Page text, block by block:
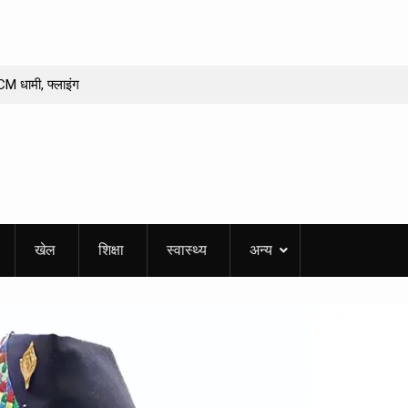
धामी, फ्लाइंग
को मिलेगा धन
खेल शिक्षा स्वास्थ्य अन्य